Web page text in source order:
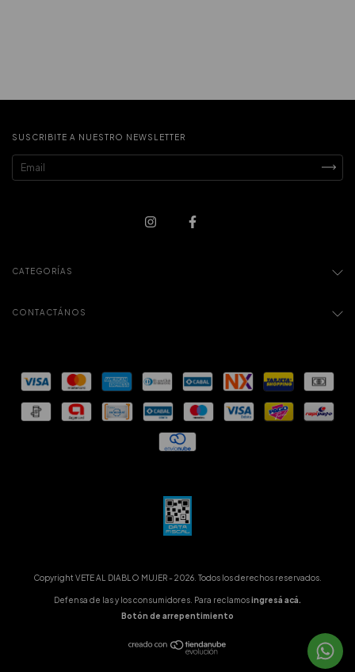
SUSCRIBITE A NUESTRO NEWSLETTER
CATEGORÍAS
CONTACTÁNOS
Copyright VETE AL DIABLO MUJER - 2026. Todos los derechos reservados.
Defensa de las y los consumidores. Para reclamosingresá acá.
Botón de arrepentimiento